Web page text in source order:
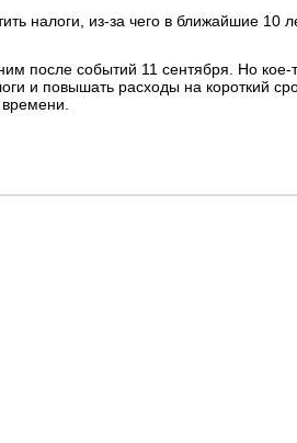
налоги, из-за чего в ближайшие 10
после событий 11 сентября. Но кое-
и повышать расходы на короткий